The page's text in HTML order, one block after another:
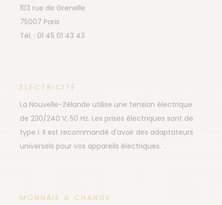
103 rue de Grenelle
75007 Paris
Tél. : 01 45 01 43 43
ÉLECTRICITÉ
La Nouvelle-Zélande utilise une tension électrique
de 230/240 V, 50 Hz. Les prises électriques sont de
type I. Il est recommandé d'avoir des adaptateurs
universels pour vos appareils électriques.
MONNAIE & CHANGE